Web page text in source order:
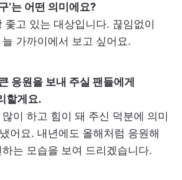
’는 어떤 의미에요?
좇고 있는 대상입니다. 끊임없이
가까이에서 보고 싶어요.
응원을 보내 주실 팬들에게
할게요.
이 하고 힘이 돼 주신 덕분에 의미
어요. 내년에도 올해처럼 응원해
는 모습을 보여 드리겠습니다.